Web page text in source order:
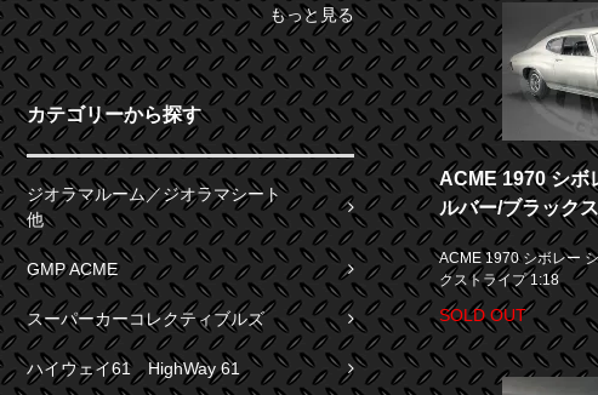
もっと見る
カテゴリーから探す
ジオラマルーム／ジオラマシート
他
GMP ACME
スーパーカーコレクティブルズ
ハイウェイ61 HighWay 61
ACME 1970 シボ
ルバー/ブラック
ACME 1970 シボレー
クストライプ 1:18
SOLD OUT